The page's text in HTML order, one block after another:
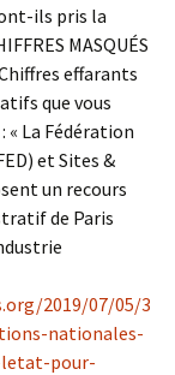
ils pris la
MASQUÉS
effarants
que vous
La Fédération
et Sites &
un recours
de Paris
2019/07/05/3
nationales-
pour-